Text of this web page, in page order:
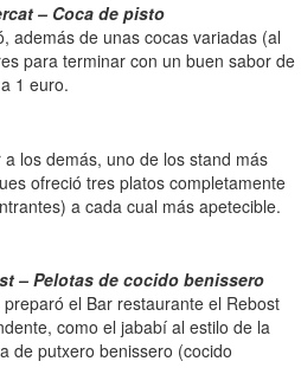
– Coca de pisto
además de unas cocas variadas (al
para terminar con un buen sabor de
1 euro.
los demás, uno de los stand más
ofreció tres platos completamente
a cada cual más apetecible.
– Pelotas de cocido benissero
el Bar restaurante el Rebost
como el jababí al estilo de la
de putxero benissero (cocido